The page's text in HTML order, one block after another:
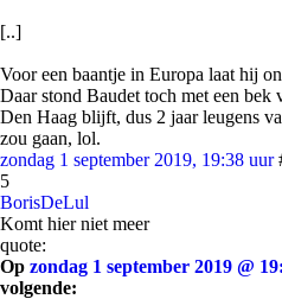
[..]
Voor een baantje in Europa laat hij
Daar stond Baudet toch met een
Den Haag blijft, dus 2 jaar leugens
zou gaan, lol.
zondag 1 september 2019, 19:38 uur
5
BorisDeLul
Komt hier niet meer
quote:
Op zondag 1 september 2019 @
volgende: